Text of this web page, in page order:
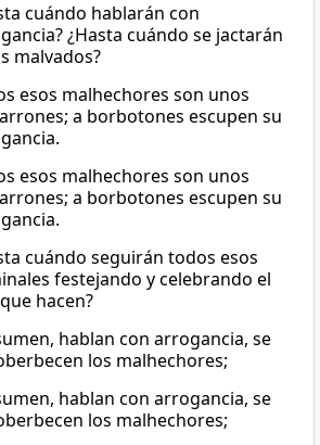
cuándo hablarán con
¿Hasta cuándo se jactarán
malvados?
esos malhechores son unos
a borbotones escupen su
esos malhechores son unos
a borbotones escupen su
cuándo seguirán todos esos
festejando y celebrando el
hacen?
hablan con arrogancia, se
los malhechores;
hablan con arrogancia, se
los malhechores;